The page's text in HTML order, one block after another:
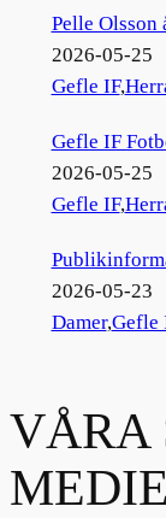
Pelle
2026-05-25
Gefle IF,
Gefle IF
2026-05-25
Gefle IF,
2026-05-23
Damer,Gefle
VÅRA